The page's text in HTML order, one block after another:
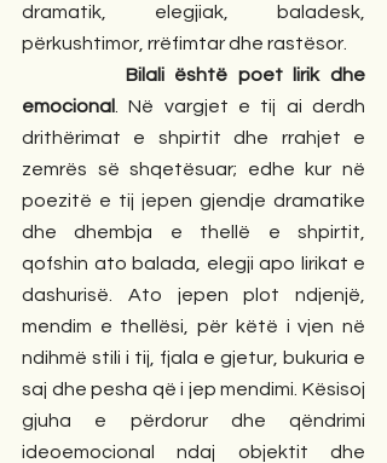
dramatik, elegjiak, baladesk,
përkushtimor, rrëfimtar dhe rastësor.
emocional
. Në vargjet e tij ai derdh
drithërimat e shpirtit dhe rrahjet e
zemrës së shqetësuar; edhe kur në
poezitë e tij jepen gjendje dramatike
dhe dhembja e thellë e shpirtit,
qofshin ato balada, elegji apo lirikat e
dashurisë. Ato jepen plot ndjenjë,
mendim e thellësi, për këtë i vjen në
ndihmë stili i tij, fjala e gjetur, bukuria e
saj dhe pesha që i jep mendimi. Kësisoj
gjuha e përdorur dhe qëndrimi
ideoemocional ndaj objektit dhe